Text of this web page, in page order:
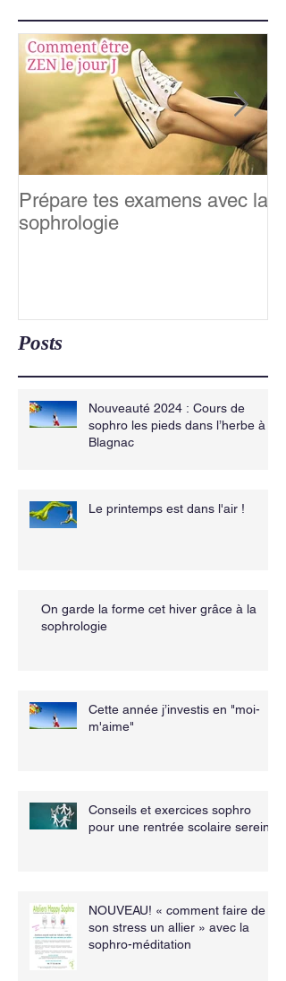
Prépare tes examens avec la
sophrologie
Posts
Nouveauté 2024 : Cours de
sophro les pieds dans l’herbe à
Blagnac
Le printemps est dans l'air !
On garde la forme cet hiver grâce à la
sophrologie
Cette année j’investis en "moi-
m'aime"
Conseils et exercices sophro
pour une rentrée scolaire sereine
NOUVEAU! « comment faire de
son stress un allier » avec la
sophro-méditation